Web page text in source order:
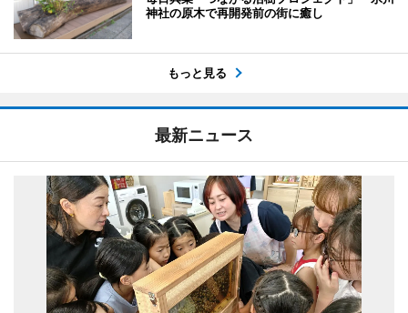
神社の原木で再開発前の街に癒し
もっと見る
最新ニュース